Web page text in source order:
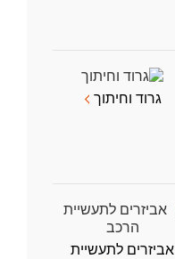
גרוד וחיתוך
אביזרים לתעשיית